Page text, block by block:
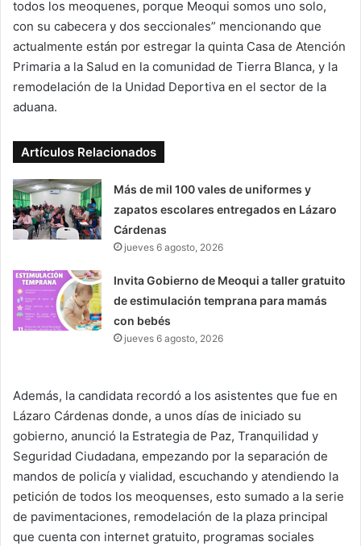
todos los meoquenes, porque Meoqui somos uno solo,
con su cabecera y dos seccionales” mencionando que
actualmente están por estregar la quinta Casa de Atención
Primaria a la Salud en la comunidad de Tierra Blanca, y la
remodelación de la Unidad Deportiva en el sector de la
aduana.
Artículos Relacionados
Más de mil 100 vales de uniformes y
zapatos escolares entregados en Lázaro
Cárdenas
jueves 6 agosto, 2026
Invita Gobierno de Meoqui a taller gratuito
de estimulación temprana para mamás
con bebés
jueves 6 agosto, 2026
Además, la candidata recordó a los asistentes que fue en
Lázaro Cárdenas donde, a unos días de iniciado su
gobierno, anunció la Estrategia de Paz, Tranquilidad y
Seguridad Ciudadana, empezando por la separación de
mandos de policía y vialidad, escuchando y atendiendo la
petición de todos los meoquenses, esto sumado a la serie
de pavimentaciones, remodelación de la plaza principal
que cuenta con internet gratuito, programas sociales